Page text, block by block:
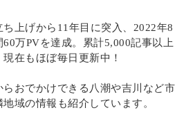
ち上げから11年目に突入、2022年8
60万PVを達成。累計5,000記事以上
現在もほぼ毎日更新中！
らおでかけできる八潮や吉川など市
地域の情報も紹介しています。